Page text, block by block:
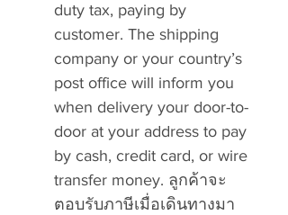
duty tax, paying by
customer. The shipping
company or your country’s
post office will inform you
when delivery your door-to-
door at your address to pay
by cash, credit card, or wire
transfer money. ลูกค้าจะ
ตอบรับภาษีเมื่อเดินทางมา